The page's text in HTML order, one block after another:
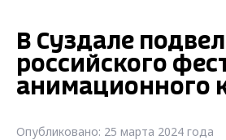
В Суздале
российского
анимационного
Опубликовано: 25 марта 2024 года